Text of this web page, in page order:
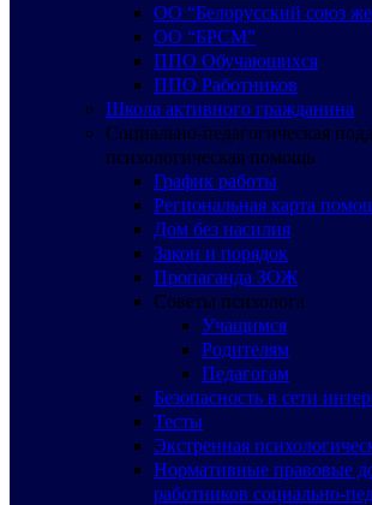
ОО “Белорусский союз
ОО “БРСМ”
ППО Обучающихся
ППО Работников
Школа активного гражданина
Социально-педагогическая
психологическая помощь
График работы
Региональная карта
Дом без насилия
Закон и порядок
Пропаганда ЗОЖ
Советы психолога
Учащимся
Родителям
Педагогам
Безопасность в сети
Тесты
Экстренная
Нормативные правовые
работников социально-